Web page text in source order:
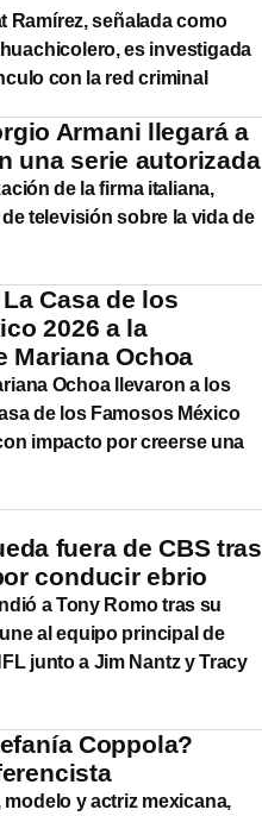
Ramírez, señalada como
es investigada
con la red criminal
Armani llegará a
una serie autorizada
de la firma italiana,
televisión sobre la vida de
Casa de los
2026 a la
Mariana Ochoa
Ochoa llevaron a los
de los Famosos México
impacto por creerse una
fuera de CBS tras
conducir ebrio
a Tony Romo tras su
al equipo principal de
junto a Jim Nantz y Tracy
Coppola?
modelo y actriz mexicana,